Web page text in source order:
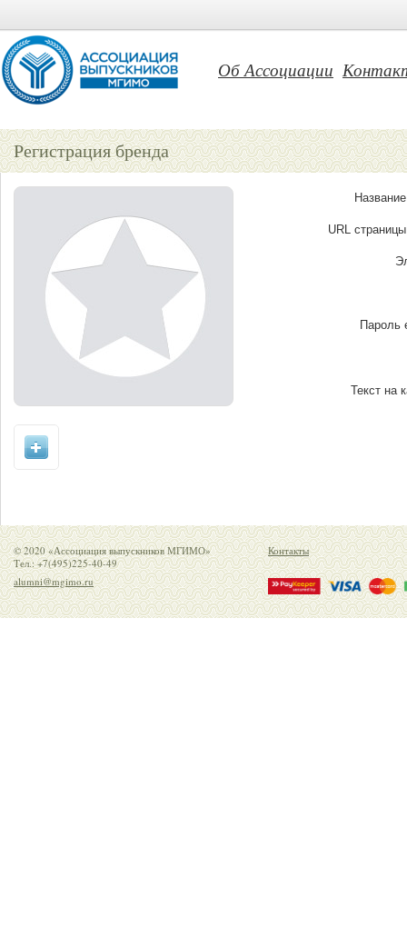
Об Ассоциации
Регистрация бренда
URL
Пароль
Текст на
© 2020 «Ассоциация выпускников МГИМО»
Тел.: +7(495)225-40-49
alumni@mgimo.ru
Контакты